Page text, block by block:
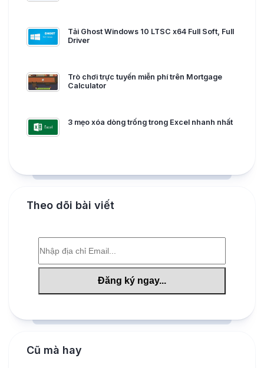
Tải Ghost Windows 10 LTSC x64 Full Soft, Full
Driver
Trò chơi trực tuyến miễn phí trên Mortgage
Calculator
3 mẹo xóa dòng trống trong Excel nhanh nhất
Theo dõi bài viết
Cũ mà hay